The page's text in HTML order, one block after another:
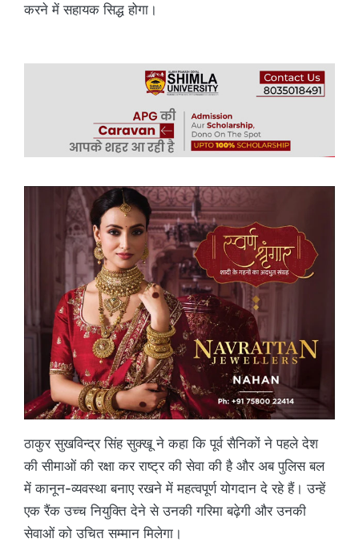
करने में सहायक सिद्ध होगा।
ठाकुर सुखविन्द्र सिंह सुक्खू ने कहा कि पूर्व सैनिकों ने पहले देश
की सीमाओं की रक्षा कर राष्ट्र की सेवा की है और अब पुलिस बल
में कानून-व्यवस्था बनाए रखने में महत्वपूर्ण योगदान दे रहे हैं। उन्हें
एक रैंक उच्च नियुक्ति देने से उनकी गरिमा बढ़ेगी और उनकी
सेवाओं को उचित सम्मान मिलेगा।